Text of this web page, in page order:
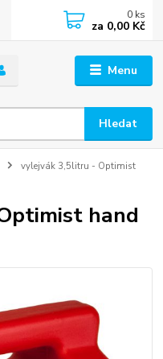
Menu
Hledat
0 ks
za 0,00 Kč
vylejvák 3,5litru - Optimist
hand